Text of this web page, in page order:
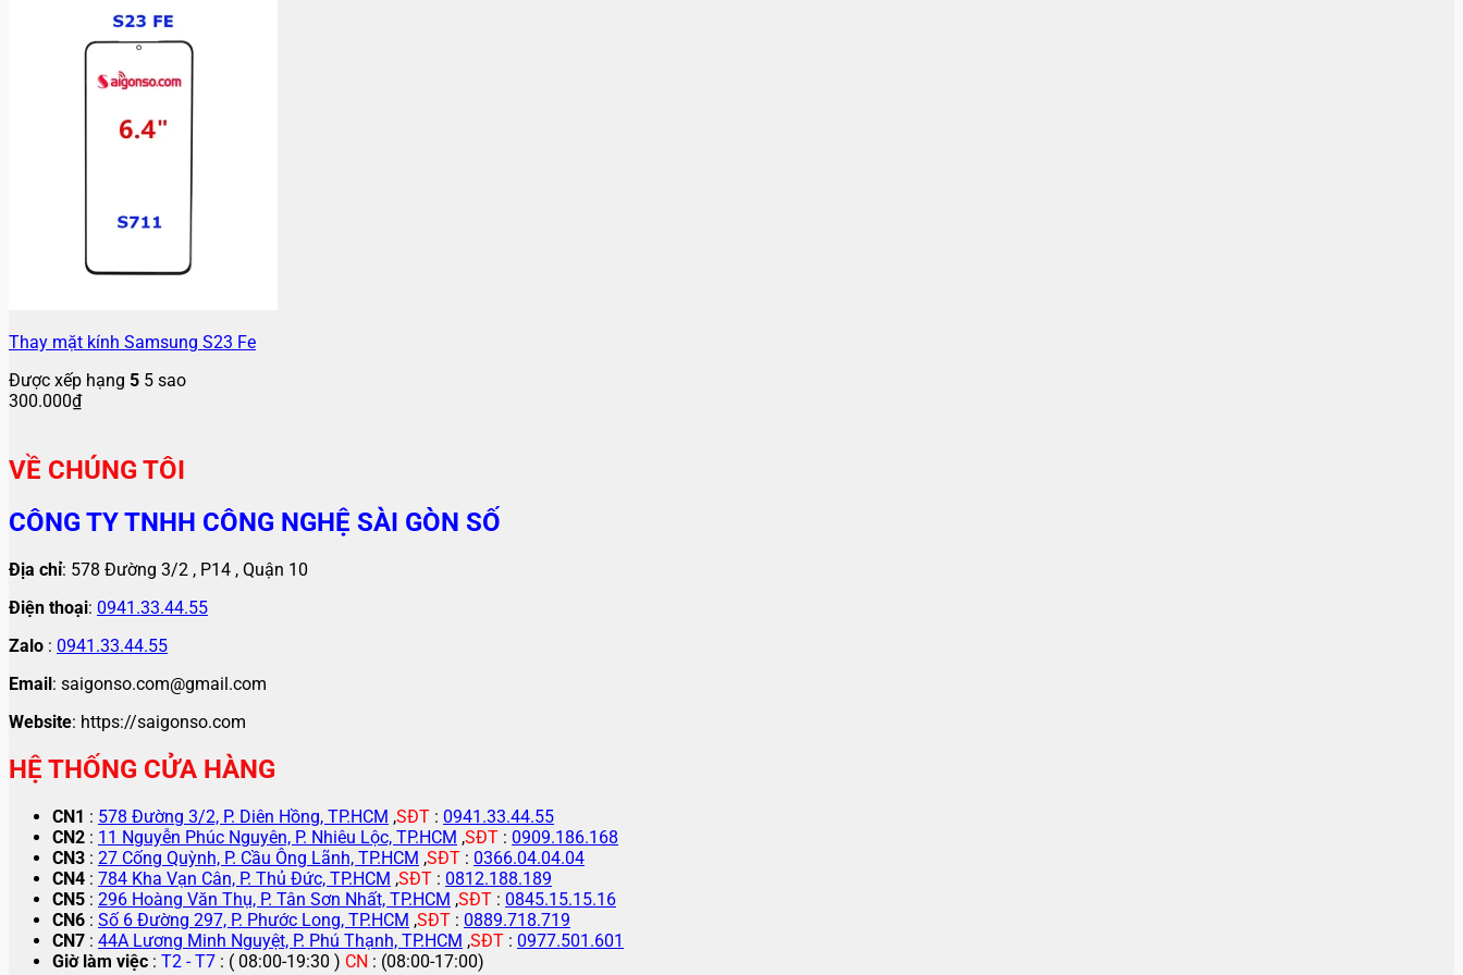
Thay mặt kính Samsung S23 Fe
Được xếp hạng 5 5 sao
300.000₫
VỀ CHÚNG TÔI
CÔNG TY TNHH CÔNG NGHỆ SÀI GÒN SỐ
Địa chỉ: 578 Đường 3/2 , P14 , Quận 10
Điện thoại: 0941.33.44.55
Zalo : 0941.33.44.55
Email: saigonso.com@gmail.com
Website: https://saigonso.com
HỆ THỐNG CỬA HÀNG
CN1 : 578 Đường 3/2, P. Diên Hồng, TP.HCM ,SĐT : 0941.33.44.55
CN2 : 11 Nguyễn Phúc Nguyên, P. Nhiêu Lộc, TP.HCM ,SĐT : 0909.186.168
CN3 : 27 Cống Quỳnh, P. Cầu Ông Lãnh, TP.HCM ,SĐT : 0366.04.04.04
CN4 : 784 Kha Vạn Cân, P. Thủ Đức, TP.HCM ,SĐT : 0812.188.189
CN5 : 296 Hoàng Văn Thụ, P. Tân Sơn Nhất, TP.HCM ,SĐT : 0845.15.15.16
CN6 : Số 6 Đường 297, P. Phước Long, TP.HCM ,SĐT : 0889.718.719
CN7 : 44A Lương Minh Nguyệt, P. Phú Thạnh, TP.HCM ,SĐT : 0977.501.601
Giờ làm việc : T2 - T7 : ( 08:00-19:30 ) CN : (08:00-17:00)